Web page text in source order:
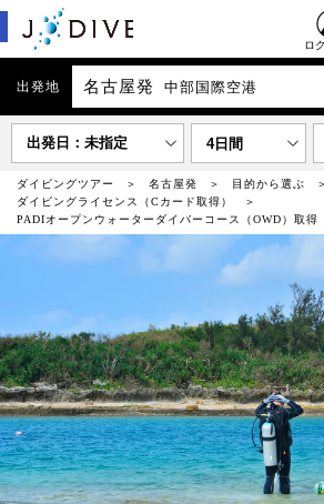
ロ
出発地 名古屋発 中部国際空港
出発日：未指定 4日間
ダイビングツアー 名古屋発
目的から選ぶ
ダイビングライセンス（Cカード取得）
PADIオープンウォーターダイバーコース（OWD）取得